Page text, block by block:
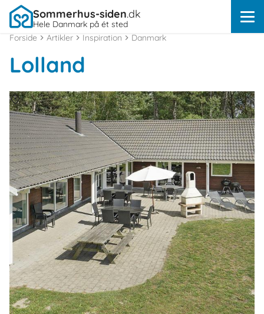
Sommerhus-siden.dk
Hele Danmark på ét sted
Forside
Artikler Inspiration Danmark
Lolland
OmRødby